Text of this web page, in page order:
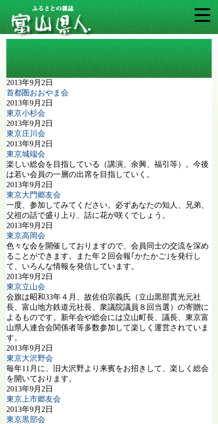
アーカイブ: 富山県人会・同窓会
2013年9月2日
首都圏おおやま会
2013年9月2日
東京小杉会
2013年9月2日
東京庄川会
2013年9月2日
東京城端会
楽しい総会を目指している（講演、余興、福引等）。今後
は若い会員の一層の出席を目指していく。
2013年9月2日
東京大門郷友会
一度、参加してみてください。必ずあなたの知人、兄弟、
父祖の話で盛り上り、話に花が咲くでしょう。
2013年9月2日
東京高岡会
色々な会を開催しておりますので、会員同士の交流を深め
ることができます。また年２回会報｢かたかご｣を発行し
て、いろんな情報を発信しています。
2013年9月2日
東京立山会
会旗は昭和33年４月、故佐伯宗義氏（立山黒部貫光元社
長、富山地方鉄道元社長、衆議院議員８回当選）の寄贈に
よるものです。新年会や総会には立山町長、議長、東京富
山県人連合会関係者等多数参加して楽しく運営されていま
す。
2013年9月2日
東京大沢野会
毎年11月に、旧大沢野より来賓をお招きして、楽しく総会
を開いております。
2013年9月2日
東京上市郷友会
2013年9月2日
東京黒部会